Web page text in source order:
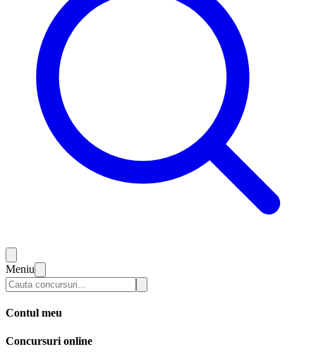
Meniu
Contul meu
Concursuri online